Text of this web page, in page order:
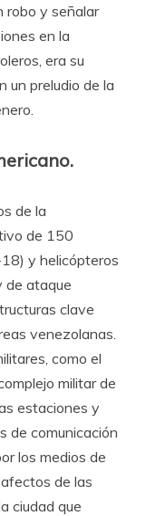
robo y señalar
en la
era su
un preludio de la
de la
de 150
y helicópteros
ataque
clave
venezolanas.
como el
militar de
estaciones y
de comunicación
los medios de
de las
ciudad que